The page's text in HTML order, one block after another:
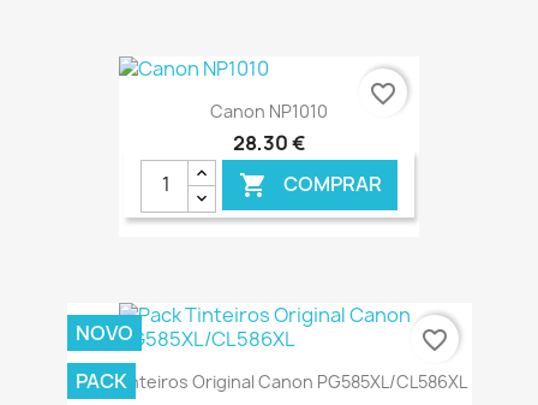
Canon NP1010
28,30 €
 COMPRAR
€ ONLINE
favorite_border
Pack Tinteiros Original Canon PG585XL/CL586XL
NOVO
PACK
favorite_border